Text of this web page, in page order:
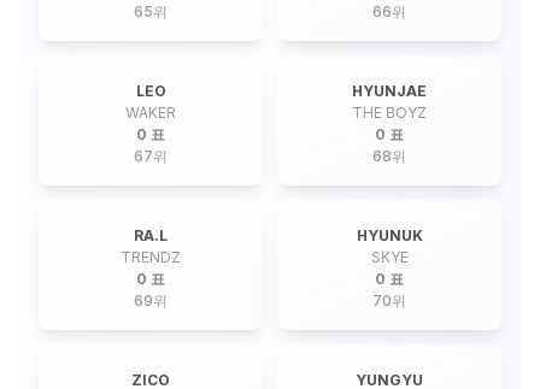
65위
66위
LEO
WAKER
0 표
67위
HYUNJAE
THE BOYZ
0 표
68위
RA.L
TRENDZ
0 표
69위
HYUNUK
SKYE
0 표
70위
ZICO
YUNGYU